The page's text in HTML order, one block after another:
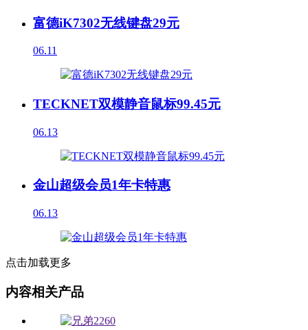
富德iK7302无线键盘29元
06.11
TECKNET双模静音鼠标99.45元
06.13
金山超级会员1年卡特惠
06.13
点击加载更多
内容相关产品